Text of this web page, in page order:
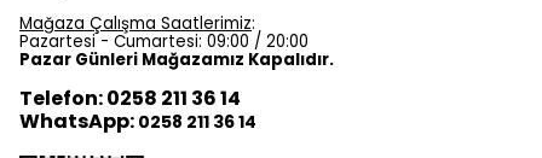
Mağaza Çalışma Saatlerimiz:
Pazartesi - Cumartesi: 09:00 / 20:00
Pazar Günleri Mağazamız Kapalıdır.
Telefon: 0258 211 36 14
WhatsApp: 0258 211 36 14